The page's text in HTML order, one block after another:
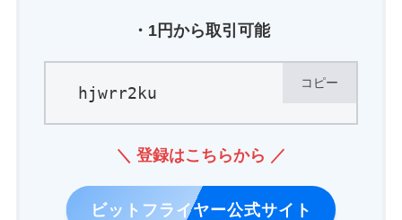
・1円から取引可能
hjwrr2ku
コピー
＼ 登録はこちらから ／
ビットフライヤー公式サイト